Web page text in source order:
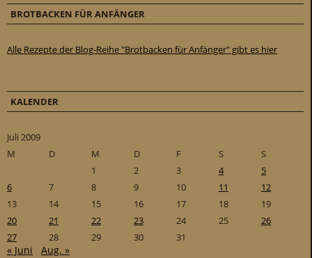
BROTBACKEN FÜR ANFÄNGER
Alle Rezepte der Blog-Reihe "Brotbacken für Anfänger" gibt es hier
KALENDER
Juli 2009
M
D M D F S
S
1
2 3 4
5
6
7 8 9 10 11
12
13
14 15 16 17 18
19
20
21 22 23 24 25
26
27
28 29 30 31
« Juni Aug. »